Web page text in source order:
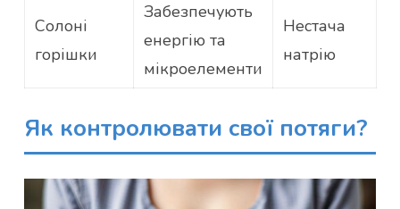
Солоні
горішки
Забезпечують
енергію та
мікроелементи
Нестача
натрію
Як контролювати свої потяги?